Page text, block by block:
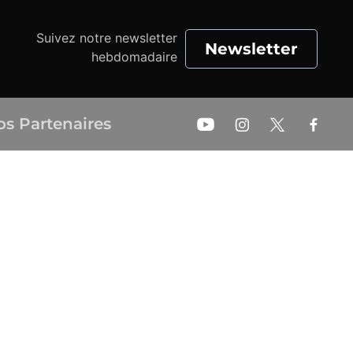
Suivez notre newsletter
hebdomadaire
Newsletter
Partenaires